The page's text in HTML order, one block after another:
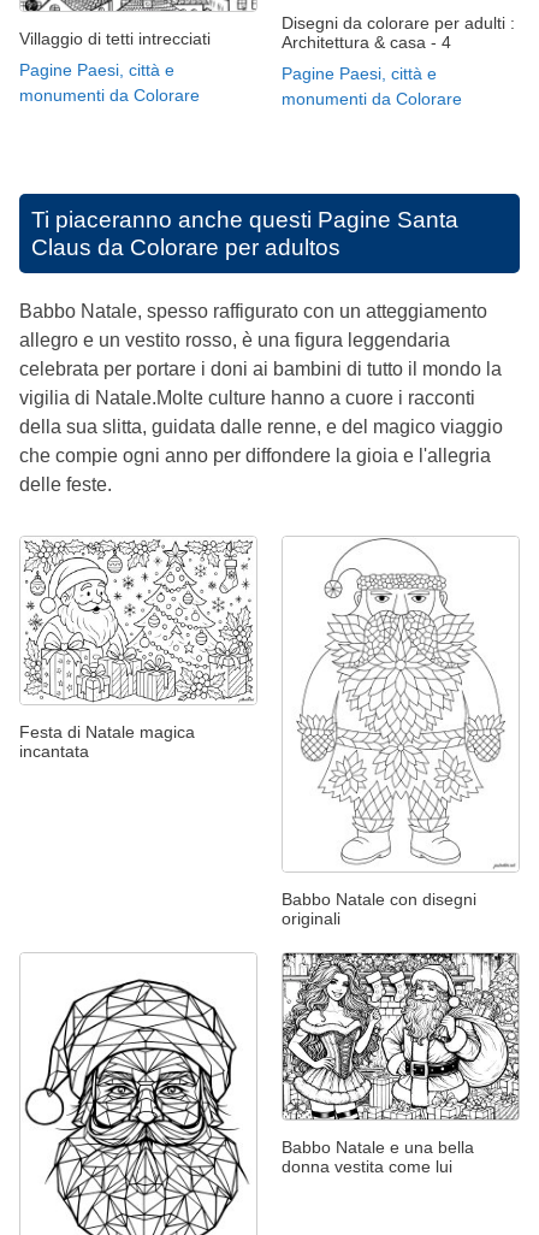
Villaggio di tetti intrecciati
Pagine Paesi, città e
monumenti da Colorare
Disegni da colorare per adulti :
Architettura & casa - 4
Pagine Paesi, città e
monumenti da Colorare
Ti piaceranno anche questi Pagine Santa
Claus da Colorare per adultos
Babbo Natale, spesso raffigurato con un atteggiamento
allegro e un vestito rosso, è una figura leggendaria
celebrata per portare i doni ai bambini di tutto il mondo la
vigilia di Natale.Molte culture hanno a cuore i racconti
della sua slitta, guidata dalle renne, e del magico viaggio
che compie ogni anno per diffondere la gioia e l'allegria
delle feste.
Festa di Natale magica
incantata
Babbo Natale con disegni
originali
Babbo Natale e una bella
donna vestita come lui